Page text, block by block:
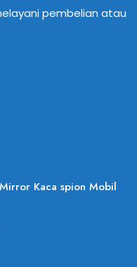
pembelian atau
Kaca spion Mobil